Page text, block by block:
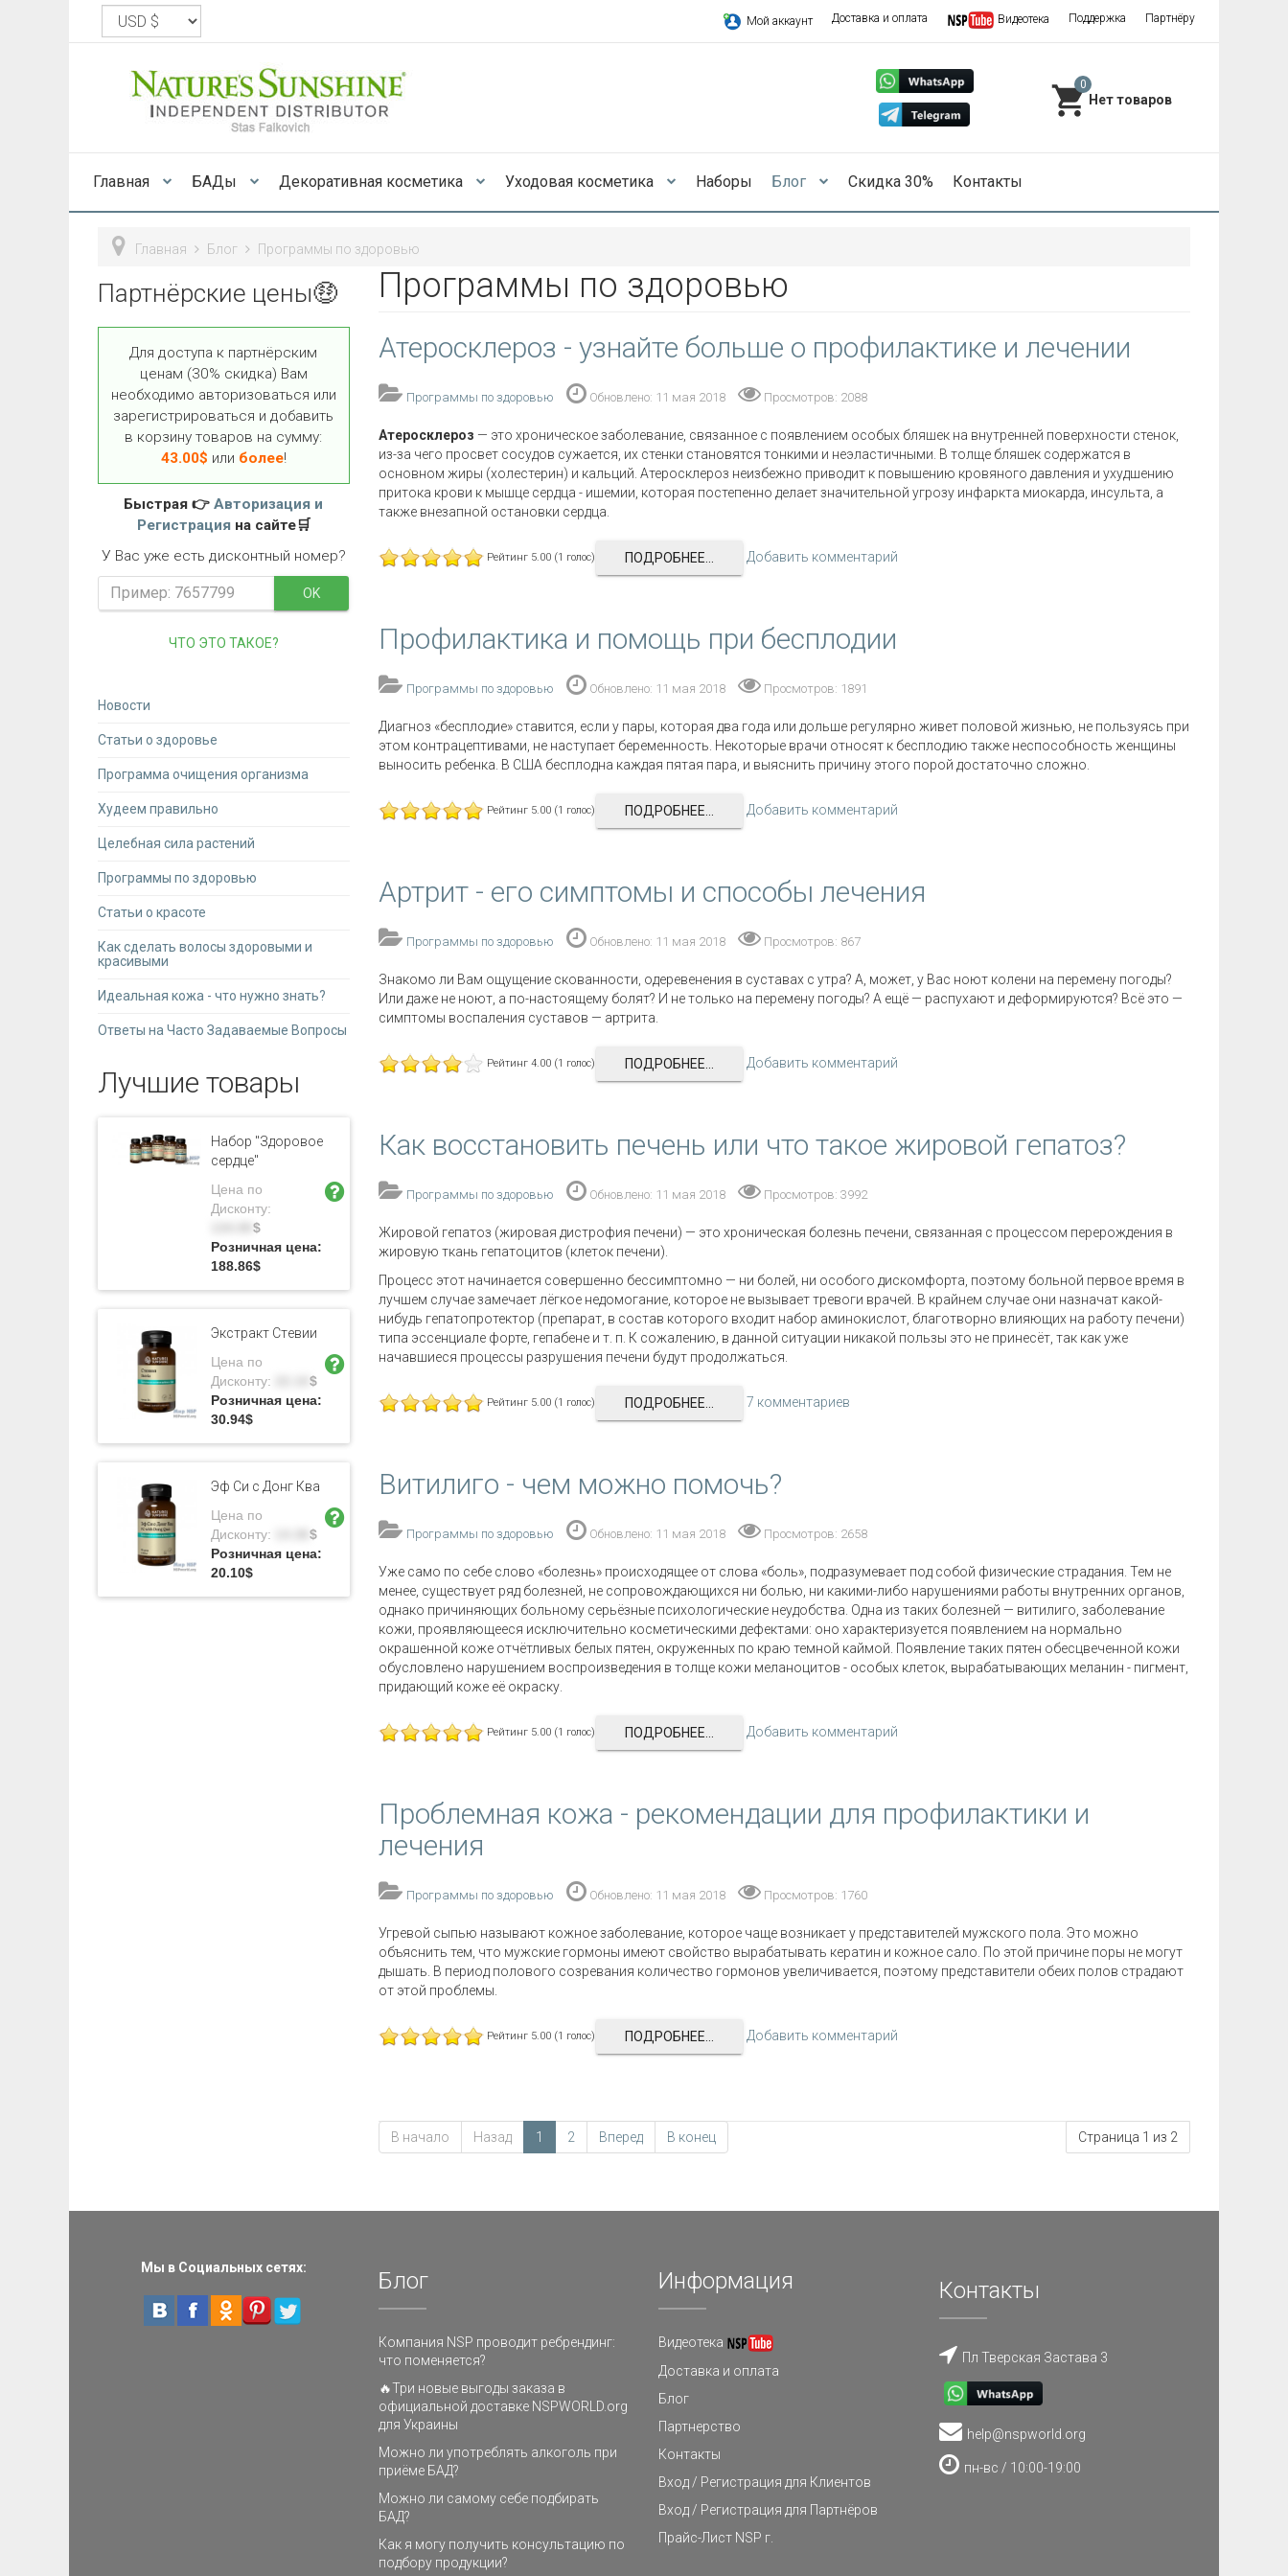
Мой аккаунт Доставка и оплата Видеотека Поддержка Партнёру
0
Главная БАДы Декоративная косметика Уходовая косметика Наборы Блог Скидка 30% Контакты
Главная Блог Программы по здоровью
Программы по здоровью
Атеросклероз - узнайте больше о профилактике и лечении
Программы по здоровью Обновлено: 11 мая 2018 Просмотров: 2088
Атеросклероз — это хроническое заболевание, связанное с появлением особых бляшек на внутренней поверхности стенок,
из-за чего просвет сосудов сужается, их стенки становятся тонкими и неэластичными. В толще бляшек содержатся в
основном жиры (холестерин) и кальций. Атеросклероз неизбежно приводит к повышению кровяного давления и ухудшению
притока крови к мышце сердца - ишемии, которая постепенно делает значительной угрозу инфаркта миокарда, инсульта, а
также внезапной остановки сердца.
Рейтинг 5.00 (1 голос) ПОДРОБНЕЕ... Добавить комментарий
Профилактика и помощь при бесплодии
Программы по здоровью Обновлено: 11 мая 2018 Просмотров: 1891
Диагноз «бесплодие» ставится, если у пары, которая два года или дольше регулярно живет половой жизнью, не пользуясь при
этом контрацептивами, не наступает беременность. Некоторые врачи относят к бесплодию также неспособность женщины
выносить ребенка. В США бесплодна каждая пятая пара, и выяснить причину этого порой достаточно сложно.
Рейтинг 5.00 (1 голос) ПОДРОБНЕЕ... Добавить комментарий
Артрит - его симптомы и способы лечения
Программы по здоровью Обновлено: 11 мая 2018 Просмотров: 867
Знакомо ли Вам ощущение скованности, одеревенения в суставах с утра? А, может, у Вас ноют колени на перемену погоды?
Или даже не ноют, а по-настоящему болят? И не только на перемену погоды? А ещё — распухают и деформируются? Всё это —
симптомы воспаления суставов — артрита.
Рейтинг 4.00 (1 голос) ПОДРОБНЕЕ... Добавить комментарий
Как восстановить печень или что такое жировой гепатоз?
Программы по здоровью Обновлено: 11 мая 2018 Просмотров: 3992
Жировой гепатоз (жировая дистрофия печени) — это хроническая болезнь печени, связанная с процессом перерождения в
жировую ткань гепатоцитов (клеток печени).
Процесс этот начинается совершенно бессимптомно — ни болей, ни особого дискомфорта, поэтому больной первое время в
лучшем случае замечает лёгкое недомогание, которое не вызывает тревоги врачей. В крайнем случае они назначат какой-
нибудь гепатопротектор (препарат, в состав которого входит набор аминокислот, благотворно влияющих на работу печени)
типа эссенциале форте, гепабене и т. п. К сожалению, в данной ситуации никакой пользы это не принесёт, так как уже
начавшиеся процессы разрушения печени будут продолжаться.
Рейтинг 5.00 (1 голос) ПОДРОБНЕЕ... 7 комментариев
Витилиго - чем можно помочь?
Программы по здоровью Обновлено: 11 мая 2018 Просмотров: 2658
Уже само по себе слово «болезнь» происходящее от слова «боль», подразумевает под собой физические страдания. Тем не
менее, существует ряд болезней, не сопровождающихся ни болью, ни какими-либо нарушениями работы внутренних органов,
однако причиняющих больному серьёзные психологические неудобства. Одна из таких болезней — витилиго, заболевание
кожи, проявляющееся исключительно косметическими дефектами: оно характеризуется появлением на нормально
окрашенной коже отчётливых белых пятен, окруженных по краю темной каймой. Появление таких пятен обесцвеченной кожи
обусловлено нарушением воспроизведения в толще кожи меланоцитов - особых клеток, вырабатывающих меланин - пигмент,
придающий коже её окраску.
Рейтинг 5.00 (1 голос) ПОДРОБНЕЕ... Добавить комментарий
Проблемная кожа - рекомендации для профилактики и
лечения
Программы по здоровью Обновлено: 11 мая 2018 Просмотров: 1760
Угревой сыпью называют кожное заболевание, которое чаще возникает у представителей мужского пола. Это можно
объяснить тем, что мужские гормоны имеют свойство вырабатывать кератин и кожное сало. По этой причине поры не могут
дышать. В период полового созревания количество гормонов увеличивается, поэтому представители обеих полов страдают
от этой проблемы.
Рейтинг 5.00 (1 голос) ПОДРОБНЕЕ... Добавить комментарий
Страница 1 из 2
В начало Назад 1 2 Вперед В конец
Партнёрские цены🤑
Для доступа к партнёрским
ценам (30% скидка) Вам
необходимо авторизоваться или
зарегистрироваться и добавить
в корзину товаров на сумму:
43.00$ или более!
Быстрая 👉Авторизация и
Регистрацияна сайте🛒
У Вас уже есть дисконтный номер?
OK
ЧТО ЭТО ТАКОЕ?
Новости
Статьи о здоровье
Программа очищения организма
Худеем правильно
Целебная сила растений
Программы по здоровью
Статьи о красоте
Как сделать волосы здоровыми и
красивыми
Идеальная кожа - что нужно знать?
Ответы на Часто Задаваемые Вопросы
Лучшие товары
Набор "Здоровое
сердце"
Цена по
Дисконту:
$
Розничная цена:
188.86$
Экстракт Стeвии
Цена по
Дисконту:
$
Розничная цена:
30.94$
Эф Си с Донг Ква
Цена по
Дисконту:
$
Розничная цена:
20.10$
Мы в Социальных сетях: Блог
Компания NSP проводит ребрендинг:
что поменяется?
🔥Три новые выгоды заказа в
официальной доставке NSPWORLD.org
для Украины
Можно ли употреблять алкоголь при
приёме БАД?
Можно ли самому себе подбирать
БАД?
Как я могу получить консультацию по
подбору продукции?
Информация
Видеотека
Доставка и оплата
Блог
Партнерство
Контакты
Вход / Регистрация для Клиентов
Вход / Регистрация для Партнёров
Прайс-Лист NSP г.
Контакты
Пл Тверская Застава 3
help@nspworld.org
пн-вс / 10:00-19:00